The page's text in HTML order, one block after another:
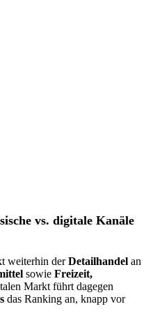
vs. digitale Kanäle
weiterhin derDetailhandel an
sowie Freizeit,
Markt führt dagegen
das Ranking an, knapp vor